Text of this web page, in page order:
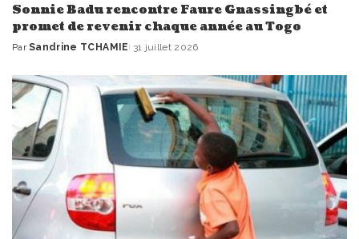
Sonnie Badu rencontre Faure Gnassingbé et
promet de revenir chaque année au Togo
Publié
Par Sandrine TCHAMIE 31 juillet 2026